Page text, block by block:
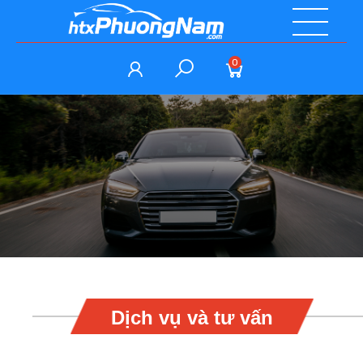
0
Dịch vụ và tư vấn